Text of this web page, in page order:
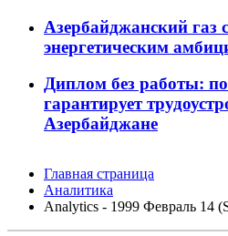
Азербайджанский газ
энергетическим
Диплом без работы:
гарантирует
Азербайджане
Главная страница
Аналитика
Analytics - 1999 Февраль 14